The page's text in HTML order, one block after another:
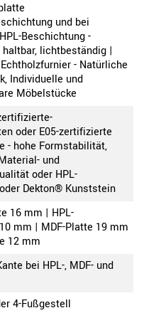
und bei
Beschichtung -
lichtbeständig |
- Natürliche
Individuelle und
Möbelstücke
oder E05-zertifizierte
- hohe Formstabilität,
und
oder HPL-
Dekton® Kunststein
16 mm | HPL-
mm | MDF-Platte 19 mm
12 mm
bei HPL-, MDF- und
4-Fußgestell